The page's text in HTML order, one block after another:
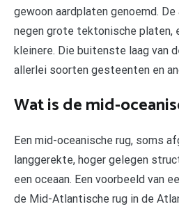
gewoon aardplaten genoemd.
negen grote tektonische platen,
kleinere. Die buitenste laag van
allerlei soorten gesteenten en
Wat is de mid-
Een mid-oceanische rug, soms
langgerekte, hoger gelegen
een oceaan. Een voorbeeld van
de Mid-Atlantische rug in de